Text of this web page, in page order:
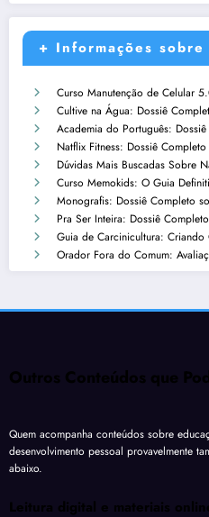
+ Informações sobre
Curso Manutenção de Celular
Cultive na Água: Dossiê
Academia do Português:
Natflix Fitness: Dossiê
Dúvidas Mais Buscadas Sobre
Curso Memokids: O Guia
Monografis: Dossiê Completo
Pra Ser Inteira: Dossiê
Guia de Carcinicultura:
Orador Fora do Comum:
Outros Conteúdos que
Quem acompanha conteúdos sobre
desenvolvimento pessoal provavelmente
abaixo.
Leitura digital e materiais